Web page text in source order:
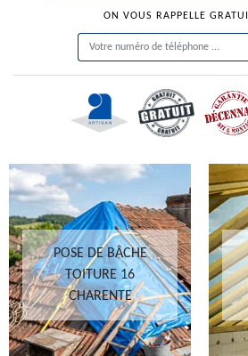
ON VOUS RAPPELLE
POSE DE BÂCHE
TOITURE 16
CHARENTE